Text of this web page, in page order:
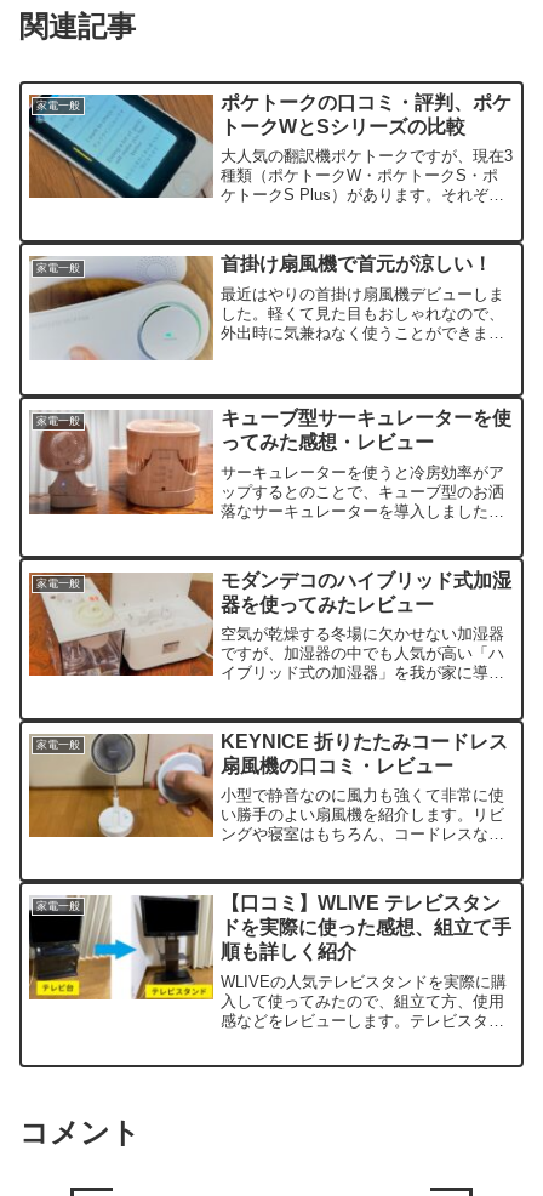
関連記事
家電一般
ポケトークの口コミ・評判、ポケ
トークWとSシリーズの比較
大人気の翻訳機ポケトークですが、現在3
種類（ポケトークW・ポケトークS・ポ
ケトークS Plus）があります。それぞれ
家電一般 首掛け扇風機で首元が涼しい！
最近はやりの首掛け扇風機デビューしま
した。軽くて見た目もおしゃれなので、
外出時に気兼ねなく使うことができま
家電一般
キューブ型サーキュレーターを使
ってみた感想・レビュー
サーキュレーターを使うと冷房効率がア
ップするとのことで、キューブ型のお洒
落なサーキュレーターを導入しました。
す。
家電一般
モダンデコのハイブリッド式加湿
器を使ってみたレビュー
空気が乾燥する冬場に欠かせない加湿器
ですが、加湿器の中でも人気が高い「ハ
イブリッド式の加湿器」を我が家に導入
たメリットやデメリッ...
家電一般
KEYNICE 折りたたみコードレス
扇風機の口コミ・レビュー
小型で静音なのに風力も強くて非常に使
い勝手のよい扇風機を紹介します。リビ
ングや寝室はもちろん、コードレスなの
家電一般
【口コミ】WLIVE テレビスタン
ドを実際に使った感想、組立て手
順も詳しく紹介
WLIVEの人気テレビスタンドを実際に購
入して使ってみたので、組立て方、使用
感などをレビューします。テレビスタン
コメント